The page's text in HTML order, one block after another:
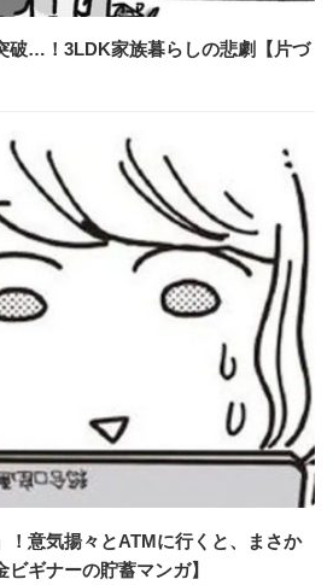
破…！3LDK家族暮らしの悲劇【片づ
！意気揚々とATMに行くと、まさか
ギナーの貯蓄マンガ】